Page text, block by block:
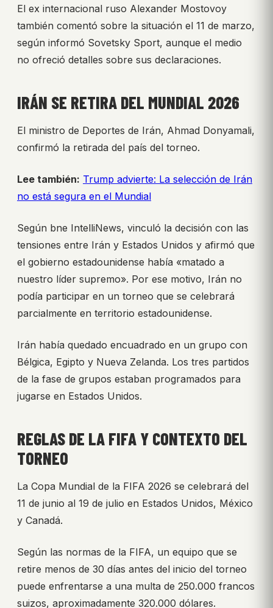
El ex internacional ruso Alexander Mostovoy
también comentó sobre la situación el 11 de marzo,
según informó Sovetsky Sport, aunque el medio
no ofreció detalles sobre sus declaraciones.
IRÁN SE RETIRA DEL MUNDIAL 2026
El ministro de Deportes de Irán, Ahmad Donyamali,
confirmó la retirada del país del torneo.
Lee también: Trump advierte: La selección de Irán
no está segura en el Mundial
Según bne IntelliNews, vinculó la decisión con las
tensiones entre Irán y Estados Unidos y afirmó que
el gobierno estadounidense había «matado a
nuestro líder supremo». Por ese motivo, Irán no
podía participar en un torneo que se celebrará
parcialmente en territorio estadounidense.
Irán había quedado encuadrado en un grupo con
Bélgica, Egipto y Nueva Zelanda. Los tres partidos
de la fase de grupos estaban programados para
jugarse en Estados Unidos.
REGLAS DE LA FIFA Y CONTEXTO DEL
TORNEO
La Copa Mundial de la FIFA 2026 se celebrará del
11 de junio al 19 de julio en Estados Unidos, México
y Canadá.
Según las normas de la FIFA, un equipo que se
retire menos de 30 días antes del inicio del torneo
puede enfrentarse a una multa de 250.000 francos
suizos, aproximadamente 320.000 dólares.